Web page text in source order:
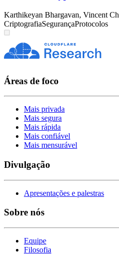
Karthikeyan Bhargavan, Vincent
CriptografiaSegurançaProtocolos
Áreas de foco
Mais privada
Mais segura
Mais rápida
Mais confiável
Mais mensurável
Divulgação
Apresentações e palestras
Sobre nós
Equipe
Filosofia